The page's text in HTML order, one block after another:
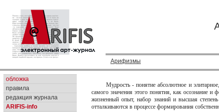
Арифизмы
обложка
правила
редакция журнала
ARIFIS-info
Мудрость - понятие абсолютное и
самого значения этого понятия, как осознание
жизненный опыт, набор знаний и высшая
отталкиваются в процессе формирования